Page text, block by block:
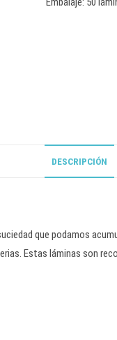
DESCRIPCIÓN
que podamos
Estas láminas son